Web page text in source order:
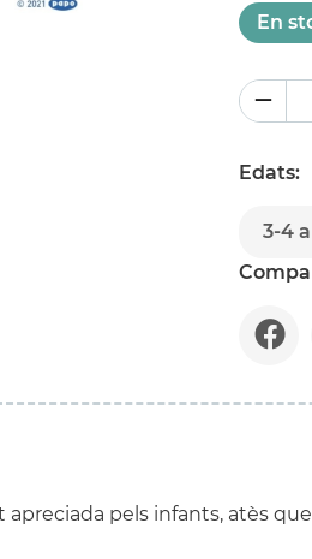
En
Edats:
3-4
pels infants, atès